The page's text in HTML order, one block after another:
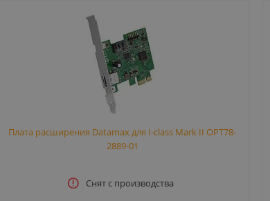
Плата расширения Datamax для I-class Mark II OPT78-
2889-01
Снят с производства